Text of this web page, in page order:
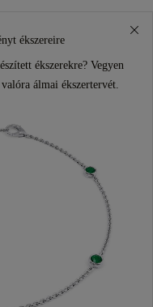
ékszereire
ékszerekre? Vegyen
álmai ékszertervét.